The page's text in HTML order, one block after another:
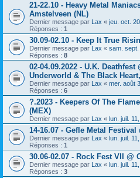
21-22.10 - Heavy Metal
Amstelveen (NL)
Dernier message par Lax « jeu. oct.
Réponses : 1
30.09-02.10 - Keep It True
Dernier message par Lax « sam. sept.
Réponses : 8
02-04.09.2022 - U.K.
Underworld & The Black
Dernier message par Lax « mer. août
Réponses : 6
?.2023 - Keepers Of The
(MEX)
Dernier message par Lax « lun. juil.
14-16.07 - Gefle Metal
Dernier message par Lax « lun. juil.
Réponses : 1
30.06-02.07 - Rock Fest VII @
Dernier message par Lax « lun. juil.
Réponses : 3